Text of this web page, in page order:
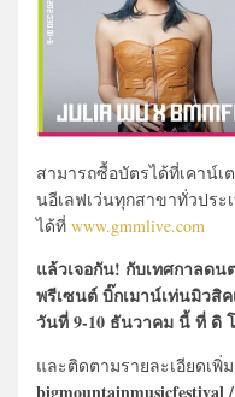
สามารถซื้อบัตรได้ที่เคาน์เ
นอีเลฟเว่นทุกสาขาทั่วประ
ได้ที่ www.gmmlive.com
แล้วเจอกัน! กับเทศกาลด
พรีเซนต์ บิ๊กเมาน์เท่นมิวสิ
วันที่ 9-10 ธันวาคม นี้ ที่ ดิ
และติดตามรายละเอียดเพิ่
bigmountainmusicfestival